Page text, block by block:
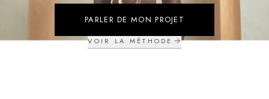
PARLER DE MON PROJET
VOIR LA MÉTHODE